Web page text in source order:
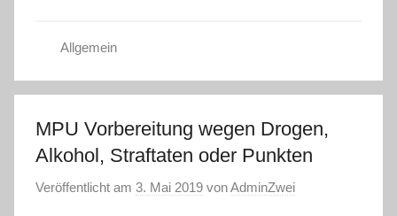
Allgemein
MPU Vorbereitung wegen Drogen,
Alkohol, Straftaten oder Punkten
Veröffentlicht am 3. Mai 2019 vonAdminZwei